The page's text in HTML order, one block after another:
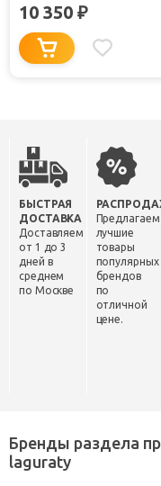
10 350 ₽
БЫСТРАЯ
ДОСТАВКА
Доставляем
от 1 до 3
дней в
среднем
по Москве
Предлагаем
лучшие
товары
популярных
брендов
по
отличной
цене.
Бренды раздела
laguraty